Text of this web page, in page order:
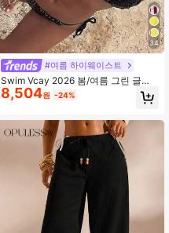
34
#여름 하이웨이스트
Swim Vcay 2026 봄/여름 그린 글리
터 스파게티 스트랩 백리스 타이-사이
드 하이 컷 비키니 수영복, 인플루언서
8,504원 -24%